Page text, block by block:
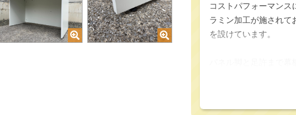
コストパフォーマン
ラミン加工が施されて
を設けています。